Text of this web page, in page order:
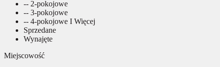
-- 2-pokojowe
-- 3-pokojowe
-- 4-pokojowe I Więcej
Sprzedane
Wynajęte
Miejscowość